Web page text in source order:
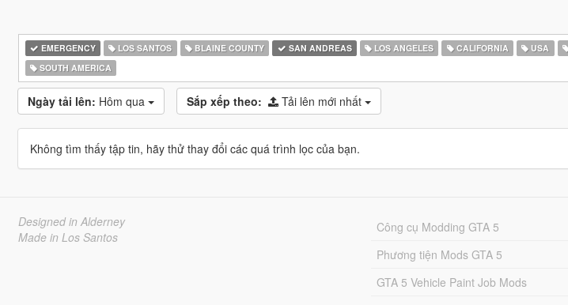
EMERGENCY LOS SANTOS BLAINE COUNTY SAN ANDREAS LOS ANGELES CALIFORNIA USA
SOUTH AMERICA
Ngày tải lên: Hôm qua Sắp xếp theo: Tải lên mới nhất
Không tìm thấy tập tin, hãy thử thay đổi các quá trình lọc của bạn.
Designed in Alderney
Made in Los Santos
Công cụ Modding GTA 5
Phương tiện Mods GTA 5
GTA 5 Vehicle Paint Job Mods